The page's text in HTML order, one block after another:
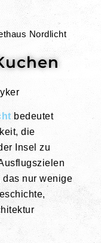
Nordlicht
bedeutet
die
Insel zu
das nur wenige